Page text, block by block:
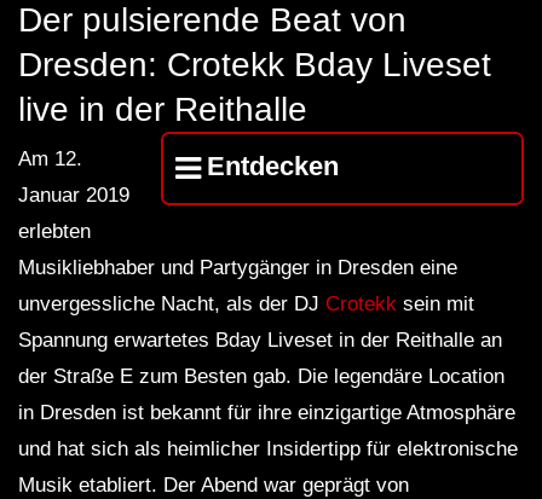
Der pulsierende Beat von
Dresden: Crotekk Bday Liveset
live in der Reithalle
Entdecken
Am 12.
Januar 2019
erlebten
Musikliebhaber und Partygänger in Dresden eine
unvergessliche Nacht, als der DJ Crotekk sein mit
Spannung erwartetes Bday Liveset in der Reithalle an
der Straße E zum Besten gab. Die legendäre Location
in Dresden ist bekannt für ihre einzigartige Atmosphäre
und hat sich als heimlicher Insidertipp für elektronische
Musik etabliert. Der Abend war geprägt von